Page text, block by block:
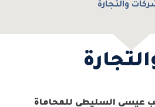
والتجارة
عيسى السليطي للمحاماة